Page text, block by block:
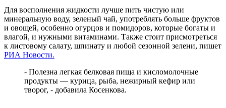
Жителей Тольятти приглашают на набережную на шоу-
вечеринку
06.08.2026 | 17:23
Стало известно, на каких улицах Самары постригли газоны 6
августа
06.08.2026 | 17:10
произошло пять ДТП с начала года
06.08.2026 | 17:09
Бесплатные тренировки и танцы: куда сходить в Самаре 7
Для восполнения жидкости лучше пить чистую или
минеральную воду, зеленый чай, употреблять больше фруктов
и овощей, особенно огурцов и помидоров, которые богаты и
влагой, и нужными витаминами. Также стоит присмотреться
к листовому салату, шпинату и любой сезонной зелени, пишет
РИА Новости.
- Полезна легкая белковая пища и кисломолочные
продукты — курица, рыба, нежирный кефир или
творог, - добавила Косенкова.